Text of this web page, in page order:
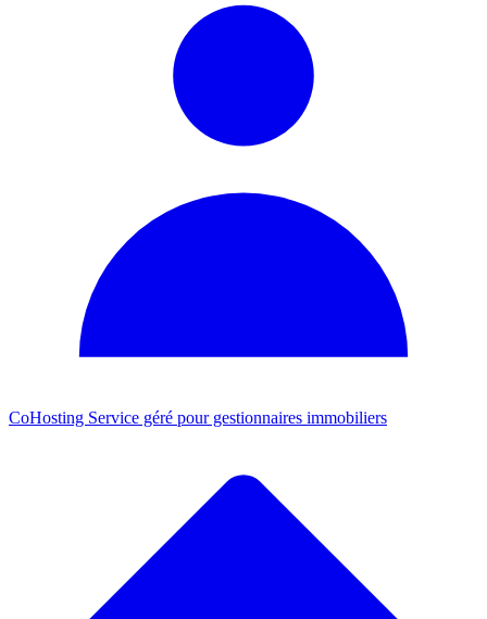
CoHosting Service géré pour gestionnaires immobiliers